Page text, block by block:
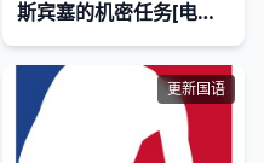
斯宾塞的机密任务[电影解说]
更新国语